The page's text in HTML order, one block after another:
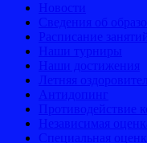
Новости
Сведения об
Расписание занятий
Наши турниры
Наши достижения
Летняя
Антидопинг
Противодействие
Независимая
Специальная